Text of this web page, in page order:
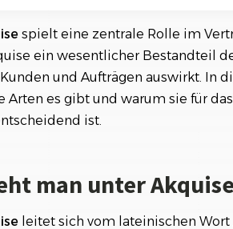
Schauen Sie einen kleinen Auszug
unserer Referenzen an...
wichtig?
spielt eine zentrale Rolle im
ein wesentlicher Bestandteil
und Aufträgen auswirkt. In
Arten es gibt und warum sie für
ist.
man unter
leitet sich vom lateinischen Wort